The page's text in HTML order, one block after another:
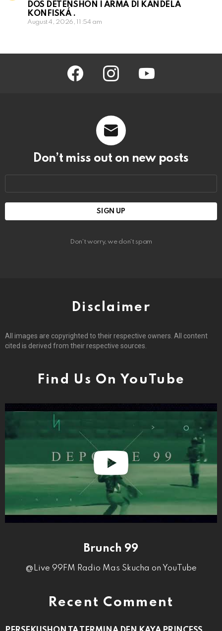
DOS DETENSHON I ARMA DI KANDELA
KONFISKÁ .
August 4, 2026, 11:54 am
facebook instagram youtube
Don’t miss out on new posts
Don't worry, we don't spam
Disclaimer
All images are copyrighted to their respective owners. All content
cited is derived from their respective sources.
Find Us On YouTube
Brunch 99
@Live 99FM Radio Mas Skucha on YouTube
Recent Comment